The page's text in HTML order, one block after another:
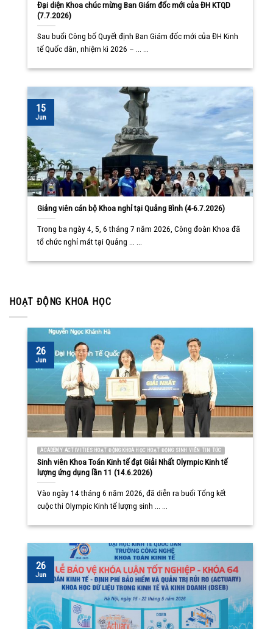
Đại diện Khoa chúc mừng Ban Giám đốc mới của ĐH KTQD
(7.7.2026)
Sau buổi Công bố Quyết định Ban Giám đốc mới của ĐH Kinh
tế Quốc dân, nhiệm kì 2026 – ... ...
Giảng viên cán bộ Khoa nghỉ tại Quảng Bình (4-6.7.2026)
Trong ba ngày 4, 5, 6 tháng 7 năm 2026, Công đoàn Khoa đã
tổ chức nghỉ mát tại Quảng ... ...
15
Jun
HOẠT ĐỘNG KHOA HỌC
ACADEMY ACTIVITIES HOẠT ĐỘNG KHOA HỌC HOẠT ĐỘNG SINH VIÊN TIN TỨC
Sinh viên Khoa Toán Kinh tế đạt Giải Nhất Olympic Kinh tế
lượng ứng dụng lần 11 (14.6.2026)
Vào ngày 14 tháng 6 năm 2026, đã diễn ra buổi Tổng kết
cuộc thi Olympic Kinh tế lượng sinh ... ...
26
Jun
26
Jun